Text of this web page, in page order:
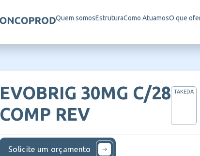
Quem somosEstruturaComo AtuamosO que
EVOBRIG 30MG C/28
COMP REV
TAKEDA
Solicite um orçamento